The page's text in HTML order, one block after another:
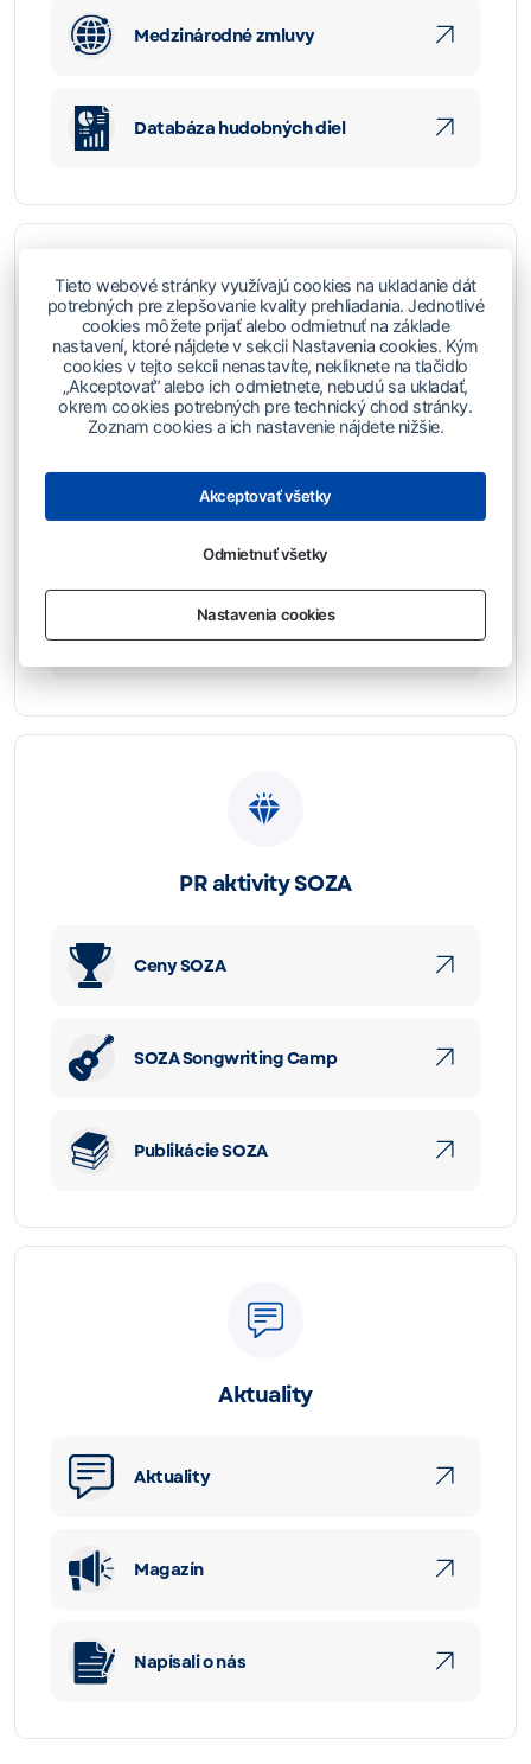
Medzinárodné zmluvy
Databáza hudobných diel
Podporujeme
Partnerstvo SOZA
Vzdelávanie
PR aktivity SOZA
Ceny SOZA
SOZA Songwriting Camp
Publikácie SOZA
Aktuality
Aktuality
Magazín
Napísali o nás
Tieto webové stránky využívajú cookies na ukladanie dát
potrebných pre zlepšovanie kvality prehliadania. Jednotlivé
cookies môžete prijať alebo odmietnuť na základe
nastavení, ktoré nájdete v sekcii Nastavenia cookies. Kým
cookies v tejto sekcii nenastavíte, nekliknete na tlačidlo
„Akceptovať“ alebo ich odmietnete, nebudú sa ukladať,
okrem cookies potrebných pre technický chod stránky.
Zoznam cookies a ich nastavenie nájdete nižšie.
Akceptovať všetky
Odmietnuť všetky
Nastavenia cookies